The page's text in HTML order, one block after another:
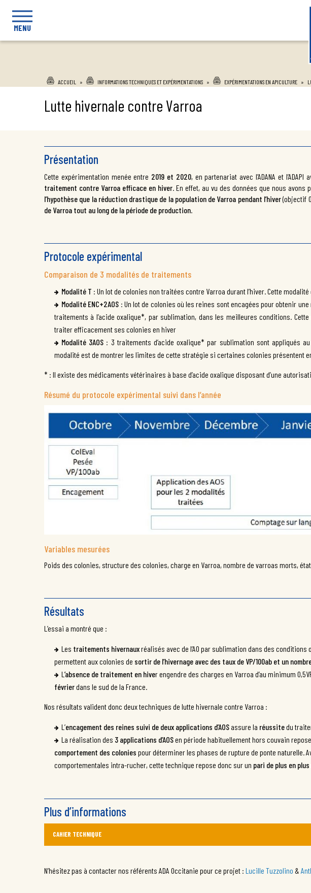
MENU
ACCUEIL » INFORMATIONS TECHNIQUES ET EXPÉRIMENTATIONS » EXPÉRIMENTATIONS EN APICULTURE »
Lutte hivernale contre Varroa
Présentation
Cette expérimentation menée entre 2019 et 2020, en partenariat avec l’ADANA et
traitement contre Varroa efficace en hiver. En effet, au vu des données que nous
l’hypothèse que la réduction drastique de la population de Varroa pendant l’hiver(objectif
de Varroa tout au long de la période de production.
Protocole expérimental
Comparaison de 3 modalités de traitements
Modalité T : Un lot de colonies non traitées contre Varroa durant l’hiver. Cette
Modalité ENC+2AOS : Un lot de colonies où les reines sont encagées pour obtenir
traitements à l’acide oxalique*, par sublimation, dans les meilleures conditions.
traiter efficacement ses colonies en hiver
Modalité 3AOS : 3 traitements d’acide oxalique* par sublimation sont appliqués
modalité est de montrer les limites de cette stratégie si certaines colonies présentent
* : Il existe des médicaments vétérinaires à base d’acide oxalique disposant d’une
Résumé du protocole expérimental suivi dans l’année
Variables mesurées
Poids des colonies, structure des colonies, charge en Varroa, nombre de varroas morts,
Résultats
L’essai a montré que :
Les traitements hivernauxréalisés avec de l’AO par sublimation dans des
permettent aux colonies de sortir de l’hivernage avec des taux de VP/100ab et un
L ’absence de traitement en hiver engendre des charges en Varroa d’au minimum
févrierdans le sud de la France.
Nos résultats valident donc deux techniques de lutte hivernale contre Varroa :
L’encagement des reines suivi de deux applications d’AOSassure la réussitedu
La réalisation des 3 applications d’AOSen période habituellement hors couvain
comportement des colonies pour déterminer les phases de rupture de ponte
comportementales intra-rucher, cette technique repose donc sur un pari de plus en
Plus d’informations
CAHIER TECHNIQUE
N’hésitez pas à contacter nos référents ADA Occitanie pour ce projet : Lucille Tuzzolino &